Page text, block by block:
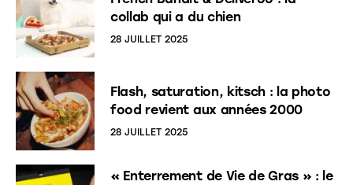
collab qui a du chien
28 JUILLET 2025
Flash, saturation, kitsch : la photo
food revient aux années 2000
28 JUILLET 2025
« Enterrement de Vie de Gras » : le